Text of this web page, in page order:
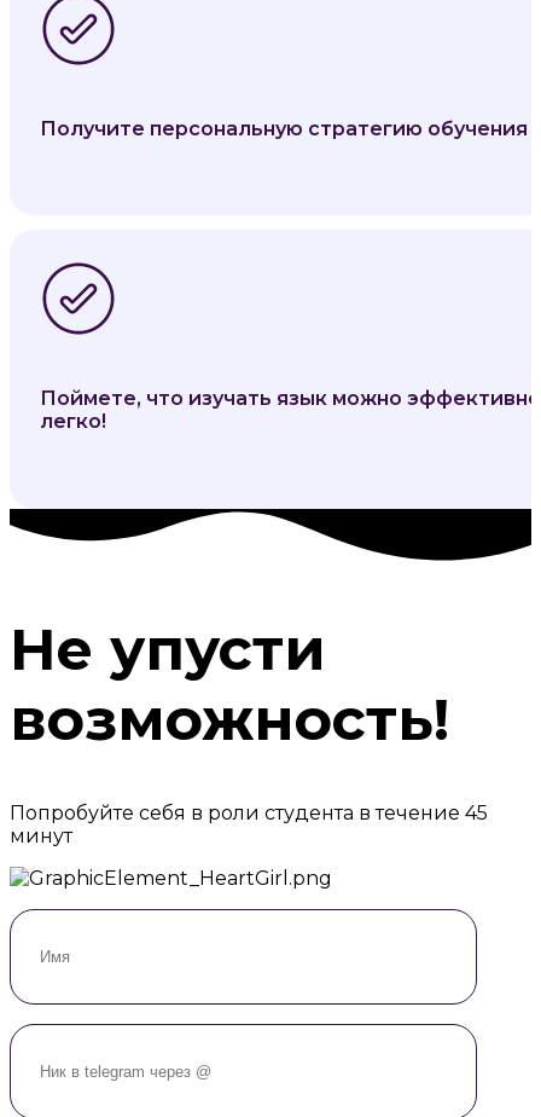
Получите персональную стратегию обучения
Поймете, что изучать язык можно
легко!
Не упусти
возможность!
Попробуйте себя в роли студента в течение 45
минут